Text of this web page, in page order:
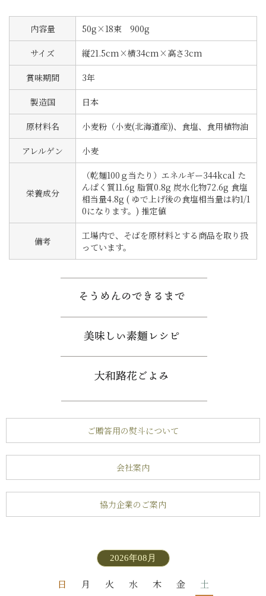
内容量 50g×18束 900g
サイズ 縦21.5cm×横34cm×高さ3cm
賞味期間 3年
製造国 日本
原材料名 小麦粉（小麦(北海道産))、食塩、食用植物油
アレルゲン 小麦
栄養成分
（乾麺100ｇ当たり）エネルギー344kcal た
んぱく質11.6g 脂質0.8g 炭水化物72.6g 食塩
相当量4.8g ( ゆで上げ後の食塩相当量は約1/1
0になります。) 推定値
備考
工場内で、そばを原材料とする商品を取り扱
っています。
ご贈答用の熨斗について
会社案内
協力企業のご案内
2026年08月
日 月 火 水 木 金
土